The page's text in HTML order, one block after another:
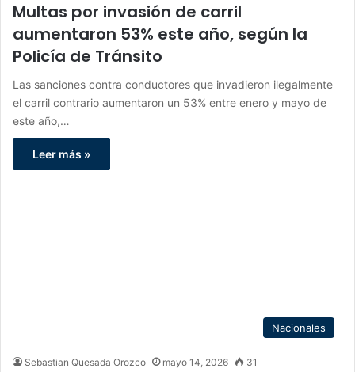
Multas por invasión de carril
aumentaron 53% este año, según la
Policía de Tránsito
Las sanciones contra conductores que invadieron ilegalmente
el carril contrario aumentaron un 53% entre enero y mayo de
este año,…
Leer más »
Nacionales
Sebastian Quesada Orozco mayo 14, 2026 31